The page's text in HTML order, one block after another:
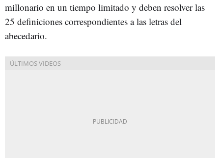
millonario en un tiempo limitado y deben resolver las
25 definiciones correspondientes a las letras del
abecedario.